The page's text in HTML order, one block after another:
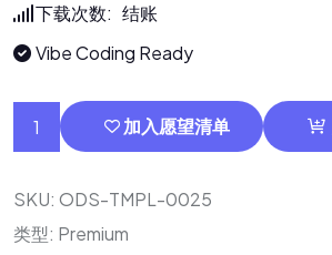
下载次数: 结账
Vibe Coding Ready
加入愿望清单
SKU: ODS-TMPL-0025
类型: Premium